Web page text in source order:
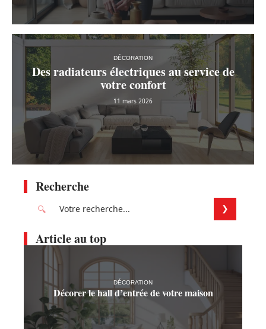
DÉCORATION
Des radiateurs électriques au service de
votre confort
11 mars 2026
Recherche
Article au top
DÉCORATION
Décorer le hall d’entrée de votre maison